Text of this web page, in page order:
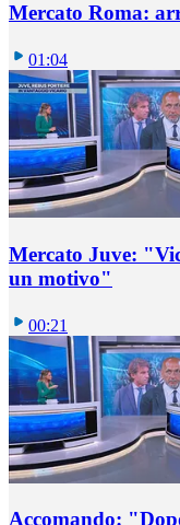
Mercato Roma:
01:04
Mercato Juve:
un motivo"
00:21
Accomando: